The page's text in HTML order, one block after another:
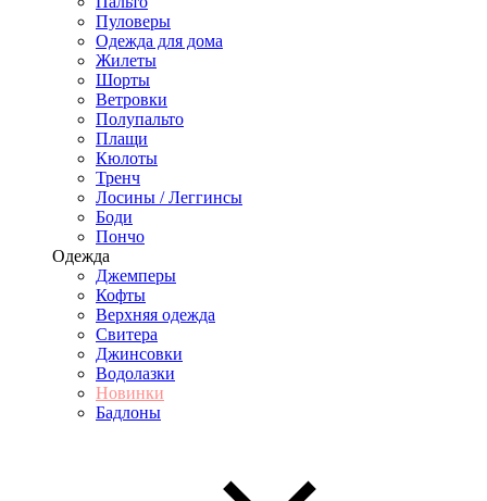
Пуловеры
Одежда для дома
Жилеты
Шорты
Ветровки
Полупальто
Плащи
Кюлоты
Тренч
Лосины / Леггинсы
Боди
Пончо
Одежда
Джемперы
Кофты
Верхняя одежда
Свитера
Джинсовки
Водолазки
Новинки
Бадлоны